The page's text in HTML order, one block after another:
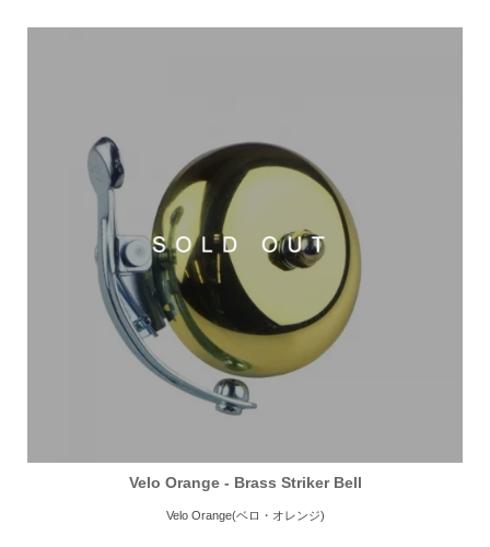
Velo Orange - Brass Striker Bell
Velo Orange(ベロ・オレンジ)